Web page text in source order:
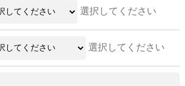
選択してください
選択してください